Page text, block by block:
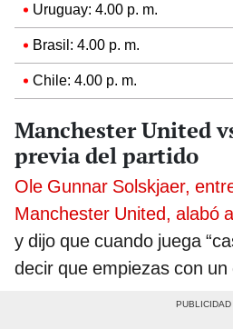
Uruguay: 4.00 p. m.
Brasil: 4.00 p. m.
Chile: 4.00 p. m.
Manchester United
previa del partido
Ole Gunnar Solskjaer,
Manchester United, alabó
y dijo que cuando juega
decir que empiezas con un